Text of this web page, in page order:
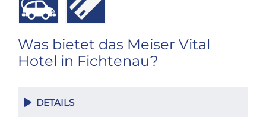
Was bietet das Meiser Vital
Hotel in Fichtenau?
DETAILS